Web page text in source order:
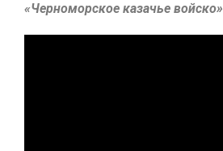
«Черноморское казачье войско»